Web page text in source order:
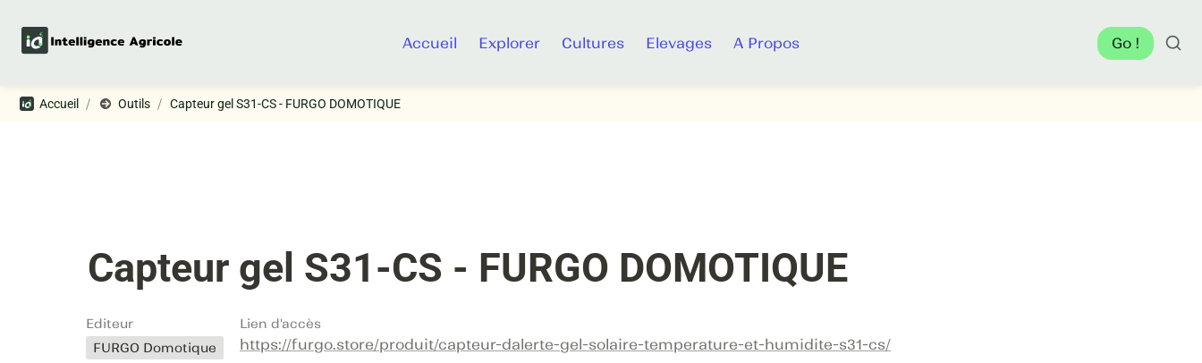
Accueil Explorer Cultures Elevages A Propos Go !
Accueil / Outils / Capteur gel S31-CS - FURGO DOMOTIQUE
Capteur gel S31-CS - FURGO DOMOTIQUE
Editeur
FURGO Domotique
Lien d'accès
https://furgo.store/produit/capteur-dalerte-gel-solaire-temperature-et-humidite-s31-cs/